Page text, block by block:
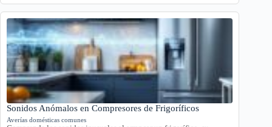
Sonidos Anómalos en Compresores de Frigoríficos
Averías domésticas comunes